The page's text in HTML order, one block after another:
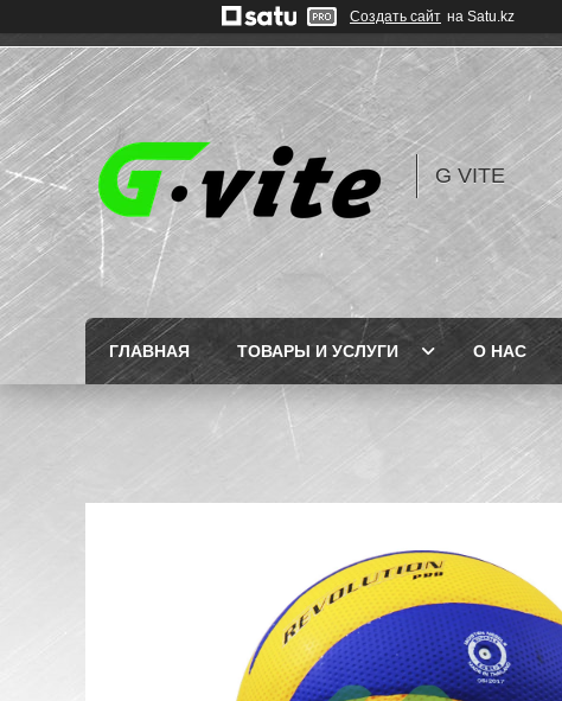
Создать сайт на Satu.kz
G VITE
ГЛАВНАЯ ТОВАРЫ И УСЛУГИ О НАС